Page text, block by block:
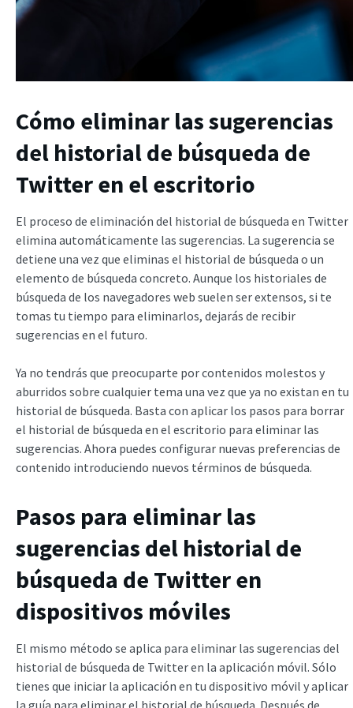
Cómo eliminar las sugerencias
del historial de búsqueda de
Twitter en el escritorio
El proceso de eliminación del historial de búsqueda en Twitter
elimina automáticamente las sugerencias. La sugerencia se
detiene una vez que eliminas el historial de búsqueda o un
elemento de búsqueda concreto. Aunque los historiales de
búsqueda de los navegadores web suelen ser extensos, si te
tomas tu tiempo para eliminarlos, dejarás de recibir
sugerencias en el futuro.
Ya no tendrás que preocuparte por contenidos molestos y
aburridos sobre cualquier tema una vez que ya no existan en tu
historial de búsqueda. Basta con aplicar los pasos para borrar
el historial de búsqueda en el escritorio para eliminar las
sugerencias. Ahora puedes configurar nuevas preferencias de
contenido introduciendo nuevos términos de búsqueda.
Pasos para eliminar las
sugerencias del historial de
búsqueda de Twitter en
dispositivos móviles
El mismo método se aplica para eliminar las sugerencias del
historial de búsqueda de Twitter en la aplicación móvil. Sólo
tienes que iniciar la aplicación en tu dispositivo móvil y aplicar
la guía para eliminar el historial de búsqueda. Después de